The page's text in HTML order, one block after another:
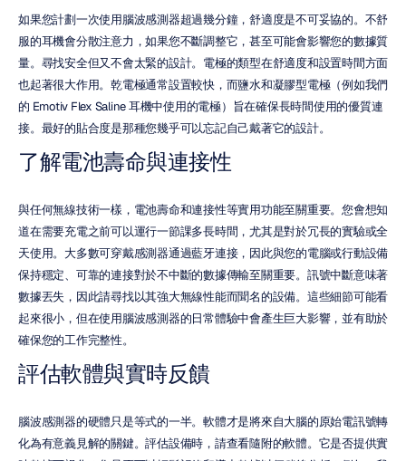
如果您計劃一次使用腦波感測器超過幾分鐘，舒適度是不可妥協的。不舒
服的耳機會分散注意力，如果您不斷調整它，甚至可能會影響您的數據質
量。尋找安全但又不會太緊的設計。電極的類型在舒適度和設置時間方面
也起著很大作用。乾電極通常設置較快，而鹽水和凝膠型電極（例如我們
的 Emotiv Flex Saline 耳機中使用的電極）旨在確保長時間使用的優質連
接。最好的貼合度是那種您幾乎可以忘記自己戴著它的設計。
了解電池壽命與連接性
與任何無線技術一樣，電池壽命和連接性等實用功能至關重要。您會想知
道在需要充電之前可以運行一節課多長時間，尤其是對於冗長的實驗或全
天使用。大多數可穿戴感測器通過藍牙連接，因此與您的電腦或行動設備
保持穩定、可靠的連接對於不中斷的數據傳輸至關重要。訊號中斷意味著
數據丟失，因此請尋找以其強大無線性能而聞名的設備。這些細節可能看
起來很小，但在使用腦波感測器的日常體驗中會產生巨大影響，並有助於
確保您的工作完整性。
評估軟體與實時反饋
腦波感測器的硬體只是等式的一半。軟體才是將來自大腦的原始電訊號轉
化為有意義見解的關鍵。評估設備時，請查看隨附的軟體。它是否提供實